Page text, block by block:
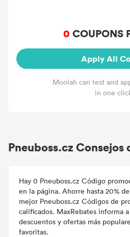
0 COUPONS
Apply All
Moolah can test and
in one
Pneuboss.cz Consejos
Hay 0 Pneuboss.cz Código
en la página. Ahorre hasta 20%
mejor Pneuboss.cz Códigos de
calificados. MaxRebates informa
descuentos y ofertas más
favoritas.